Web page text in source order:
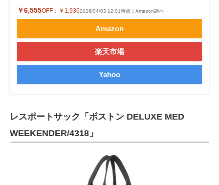
￥6,555OFF： ￥1,9362026/04/03 12:01時点｜Amazon調べ
Amazon
楽天市場
Yahoo
レスポートサック「ボストン DELUXE MED
WEEKENDER/4318」